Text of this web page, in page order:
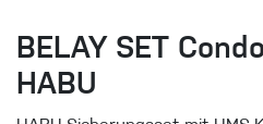
BELAY SET
HABU